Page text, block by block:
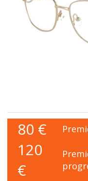
80 €
120
€